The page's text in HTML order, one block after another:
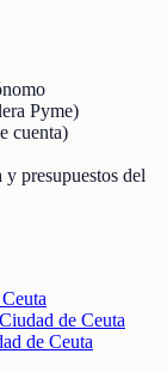
Pyme)
cuenta)
presupuestos del
de Ceuta
de Ceuta